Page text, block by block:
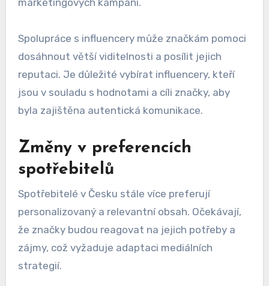
marketingových kampaní.
Spolupráce s influencery může značkám pomoci
dosáhnout větší viditelnosti a posílit jejich
reputaci. Je důležité vybírat influencery, kteří
jsou v souladu s hodnotami a cíli značky, aby
byla zajištěna autentická komunikace.
Změny v preferencích
spotřebitelů
Spotřebitelé v Česku stále více preferují
personalizovaný a relevantní obsah. Očekávají,
že značky budou reagovat na jejich potřeby a
zájmy, což vyžaduje adaptaci mediálních
strategií.